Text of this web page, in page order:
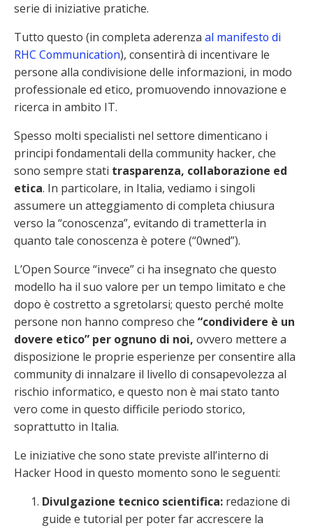
serie di iniziative pratiche.
Tutto questo (in completa aderenza al manifesto di
RHC Communication), consentirà di incentivare le
persone alla condivisione delle informazioni, in modo
professionale ed etico, promuovendo innovazione e
ricerca in ambito IT.
Spesso molti specialisti nel settore dimenticano i
principi fondamentali della community hacker, che
sono sempre stati trasparenza, collaborazione ed
etica. In particolare, in Italia, vediamo i singoli
assumere un atteggiamento di completa chiusura
verso la “conoscenza”, evitando di trametterla in
quanto tale conoscenza è potere (“0wned”).
L’Open Source “invece” ci ha insegnato che questo
modello ha il suo valore per un tempo limitato e che
dopo è costretto a sgretolarsi; questo perché molte
persone non hanno compreso che “condividere è un
dovere etico” per ognuno di noi, ovvero mettere a
disposizione le proprie esperienze per consentire alla
community di innalzare il livello di consapevolezza al
rischio informatico, e questo non è mai stato tanto
vero come in questo difficile periodo storico,
soprattutto in Italia.
Le iniziative che sono state previste all’interno di
Hacker Hood in questo momento sono le seguenti:
Divulgazione tecnico scientifica: redazione di
guide e tutorial per poter far accrescere la